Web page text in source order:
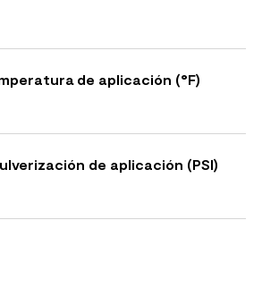
de aplicación (°F)
de aplicación (PSI)